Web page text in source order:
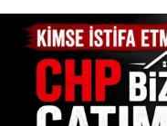
YAŞAM
YEREL